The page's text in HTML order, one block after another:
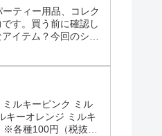
ティー用品、コレク
す。買う前に確認し
イテム？今回のシリ
ルキーピンク ミル
キーオレンジ ミルキ
※各種100円（税抜）